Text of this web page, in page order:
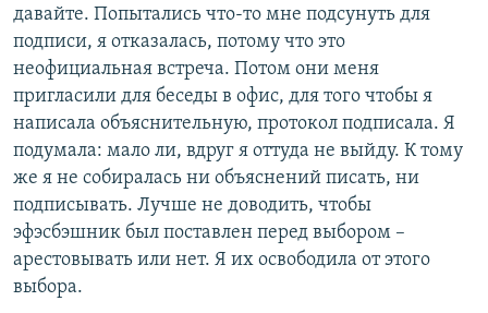
давайте. Попытались что-то мне подсунуть для
подписи, я отказалась, потому что это
неофициальная встреча. Потом они меня
пригласили для беседы в офис, для того чтобы я
написала объяснительную, протокол подписала. Я
подумала: мало ли, вдруг я оттуда не выйду. К тому
же я не собиралась ни объяснений писать, ни
подписывать. Лучше не доводить, чтобы
эфэсбэшник был поставлен перед выбором –
арестовывать или нет. Я их освободила от этого
выбора.